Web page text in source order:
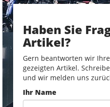
Haben Sie
Artikel?
Gern beantworten wir
gezeigten Artikel.
und wir melden uns
Ihr Name